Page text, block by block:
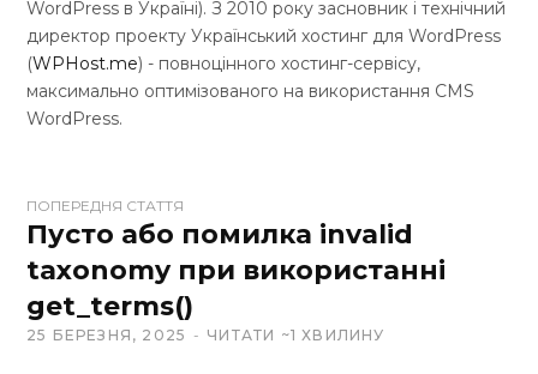
WordPress в Україні). З 2010 року засновник і технічний
директор проекту Український хостинг для WordPress
(WPHost.me) - повноцінного хостинг-сервісу,
максимально оптимізованого на використання CMS
WordPress.
e
b
s
i
t
ПОПЕРЕДНЯ СТАТТЯ
Пусто або помилка invalid
taxonomy при використанні
get_terms()
25 БЕРЕЗНЯ, 2025 ЧИТАТИ ~1 ХВИЛИНУ